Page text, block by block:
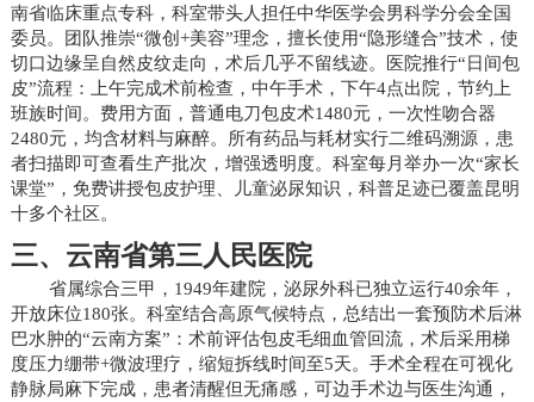
南省临床重点专科，科室带头人担任中华医学会男科学分会全国
委员。团队推崇“微创+美容”理念，擅长使用“隐形缝合”技术，使
切口边缘呈自然皮纹走向，术后几乎不留线迹。医院推行“日间包
皮”流程：上午完成术前检查，中午手术，下午4点出院，节约上
班族时间。费用方面，普通电刀包皮术1480元，一次性吻合器
2480元，均含材料与麻醉。所有药品与耗材实行二维码溯源，患
者扫描即可查看生产批次，增强透明度。科室每月举办一次“家长
课堂”，免费讲授包皮护理、儿童泌尿知识，科普足迹已覆盖昆明
十多个社区。
三、云南省第三人民医院
省属综合三甲，1949年建院，泌尿外科已独立运行40余年，
开放床位180张。科室结合高原气候特点，总结出一套预防术后淋
巴水肿的“云南方案”：术前评估包皮毛细血管回流，术后采用梯
度压力绷带+微波理疗，缩短拆线时间至5天。手术全程在可视化
静脉局麻下完成，患者清醒但无痛感，可边手术边与医生沟通，